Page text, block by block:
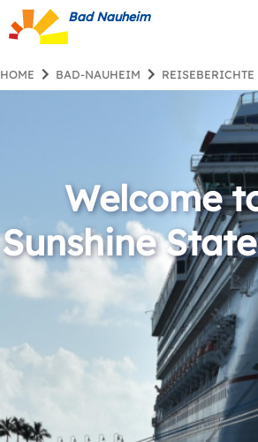
Bad Nauheim
HOME BAD-NAUHEIM REISEBERICHTE
Welcome
Sunshine